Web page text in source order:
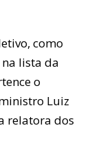
como
lista da
o
Luiz
relatora dos